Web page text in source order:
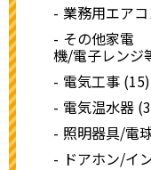
業務用エア
その他家電
機/電子レンジ
電気工事 (15)
電気温水器
照明器具/電
ドアホン/イ